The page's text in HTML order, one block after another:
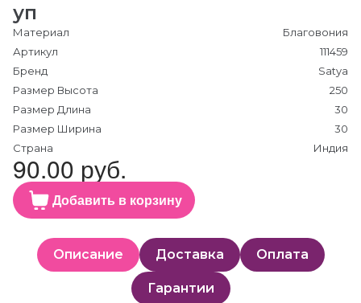
уп
Материал
Благовония
Артикул
111459
Бренд
Satya
Размер Высота
250
Размер Длина
30
Размер Ширина
30
Страна
Индия
90.00 руб.
Добавить в корзину
Описание Доставка Оплата
Гарантии